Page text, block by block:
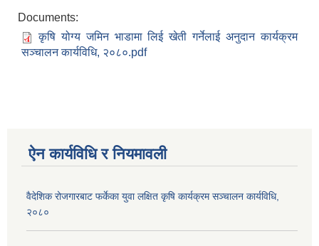
Documents:
कृषि योग्य जमिन भाडामा लिई खेती गर्नेलाई अनुदान कार्यक्रम
सञ्चालन कार्यविधि, २०८०.pdf
ऐन कार्यविधि र नियमावली
वैदेशिक रोजगारबाट फर्केका युवा लक्षित कृषि कार्यक्रम सञ्चालन कार्यविधि,
२०८०